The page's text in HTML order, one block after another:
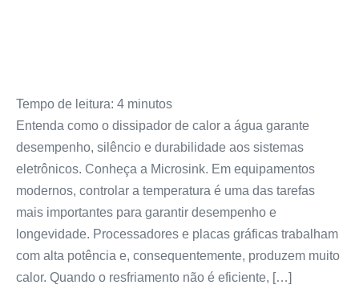
Tempo de leitura: 4 minutos
Entenda como o dissipador de calor a água garante
desempenho, silêncio e durabilidade aos sistemas
eletrônicos. Conheça a Microsink. Em equipamentos
modernos, controlar a temperatura é uma das tarefas
mais importantes para garantir desempenho e
longevidade. Processadores e placas gráficas trabalham
com alta potência e, consequentemente, produzem muito
calor. Quando o resfriamento não é eficiente, […]